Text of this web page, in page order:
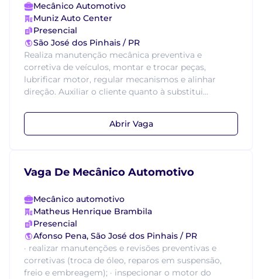
Mecânico Automotivo
Muniz Auto Center
Presencial
São José dos Pinhais / PR
Realiza manutenção mecânica preventiva e
corretiva de veículos, montar e trocar peças,
lubrificar motor, regular mecanismos e alinhar
direção. Auxiliar o cliente quanto à substitui...
Abrir Vaga
Vaga De Mecânico Automotivo
Mecânico automotivo
Matheus Henrique Brambila
Presencial
Afonso Pena, São José dos Pinhais / PR
· realizar manutenções e revisões preventivas e
corretivas (troca de óleo, reparos em suspensão,
freio e embreagem); · inspecionar o motor do